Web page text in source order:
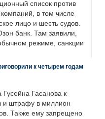
список против
в том числе
лицо и шесть судов.
банк. Там заявили,
режиме, санкции
к четырем годам
Гасанова к
и штрафу в миллион
Также ему запрещено